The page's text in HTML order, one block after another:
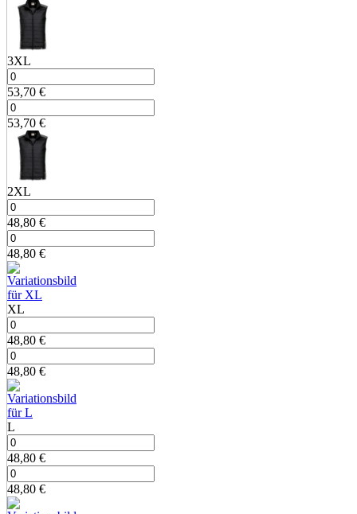
3XL
53,70 €
53,70 €
2XL
48,80 €
48,80 €
XL
48,80 €
48,80 €
L
48,80 €
48,80 €